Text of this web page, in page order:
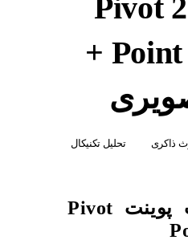
پوینت 2024 Pivot
Point Indicator +
ذاکری تحلیل تکنیکال
اندیکاتور پیوت پوینت Pivot